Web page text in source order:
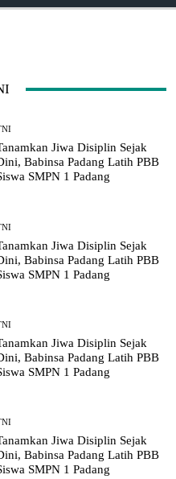
Jiwa Disiplin Sejak
Babinsa Padang Latih PBB
SMPN 1 Padang
Jiwa Disiplin Sejak
Babinsa Padang Latih PBB
SMPN 1 Padang
Jiwa Disiplin Sejak
Babinsa Padang Latih PBB
SMPN 1 Padang
Jiwa Disiplin Sejak
Babinsa Padang Latih PBB
SMPN 1 Padang